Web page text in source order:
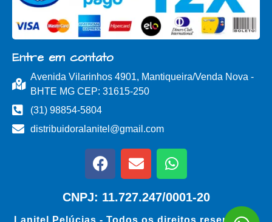
Entre em contato
Avenida Vilarinhos 4901, Mantiqueira/Venda Nova -
BHTE MG CEP: 31615-250
(31) 98854-5804
distribuidoralanitel@gmail.com
CNPJ: 11.727.247/0001-20
Lanitel Pelúcias - Todos os direitos reservados